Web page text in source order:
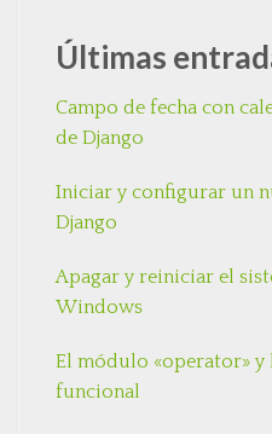
Últimas
Campo de fecha con
de Django
Iniciar y configurar un
Django
Apagar y reiniciar el
Windows
El módulo «operator»
funcional